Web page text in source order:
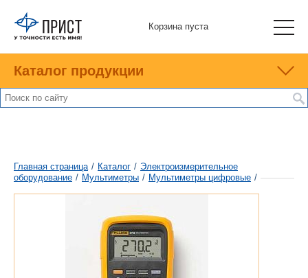
Корзина пуста
Каталог продукции
Главная страница / Каталог / Электроизмерительное
оборудование / Мультиметры / Мультиметры цифровые /